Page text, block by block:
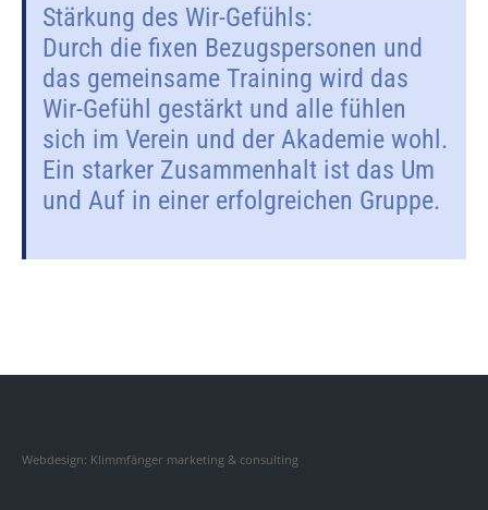
Stärkung des Wir-Gefühls:
Durch die fixen Bezugspersonen und
das gemeinsame Training wird das
Wir-Gefühl gestärkt und alle fühlen
sich im Verein und der Akademie wohl.
Ein starker Zusammenhalt ist das Um
und Auf in einer erfolgreichen Gruppe.
Webdesign: Klimmfänger marketing & consulting